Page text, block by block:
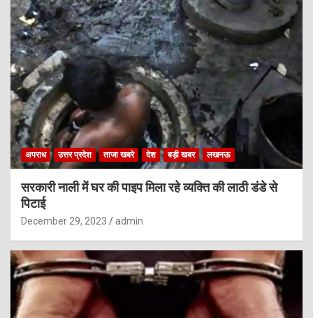
अपराध उत्तर प्रदेश ताजा खबरे देश बड़ी खबर लखनऊ
सरकारी नाली में घर की पाइप मिला रहे व्यक्ति की लाठी डंडे से
पिटाई
December 29, 2023 admin